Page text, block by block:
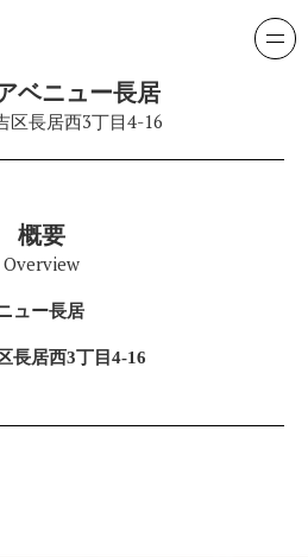
ベニュー長居
区長居西3丁目4-16
概要
Overview
ュー長居
長居西3丁目4-16